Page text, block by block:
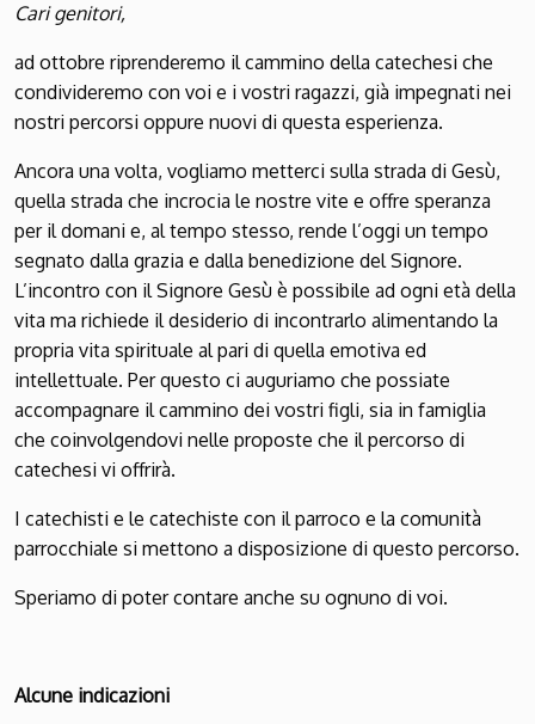
Cari genitori,
ad ottobre riprenderemo il cammino della catechesi che
condivideremo con voi e i vostri ragazzi, già impegnati nei
nostri percorsi oppure nuovi di questa esperienza.
Ancora una volta, vogliamo metterci sulla strada di Gesù,
quella strada che incrocia le nostre vite e offre speranza
per il domani e, al tempo stesso, rende l’oggi un tempo
segnato dalla grazia e dalla benedizione del Signore.
L’incontro con il Signore Gesù è possibile ad ogni età della
vita ma richiede il desiderio di incontrarlo alimentando la
propria vita spirituale al pari di quella emotiva ed
intellettuale. Per questo ci auguriamo che possiate
accompagnare il cammino dei vostri figli, sia in famiglia
che coinvolgendovi nelle proposte che il percorso di
catechesi vi offrirà.
I catechisti e le catechiste con il parroco e la comunità
parrocchiale si mettono a disposizione di questo percorso.
Speriamo di poter contare anche su ognuno di voi.
Alcune indicazioni